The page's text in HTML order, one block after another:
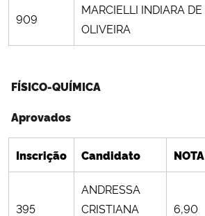
909
MARCIELLI INDIARA DE
OLIVEIRA
FÍSICO-QUÍMICA
Aprovados
Inscrição Candidato NOTA
395
ANDRESSA
CRISTIANA
6,90